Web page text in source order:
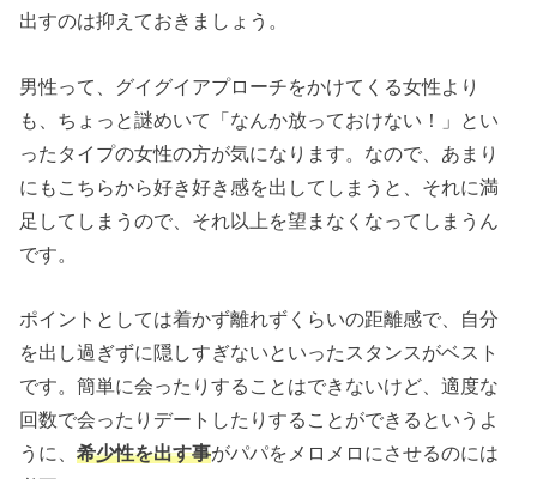
出すのは抑えておきましょう。
男性って、グイグイアプローチをかけてくる女性より
も、ちょっと謎めいて「なんか放っておけない！」とい
ったタイプの女性の方が気になります。なので、あまり
にもこちらから好き好き感を出してしまうと、それに満
足してしまうので、それ以上を望まなくなってしまうん
です。
ポイントとしては着かず離れずくらいの距離感で、自分
を出し過ぎずに隠しすぎないといったスタンスがベスト
です。簡単に会ったりすることはできないけど、適度な
回数で会ったりデートしたりすることができるというよ
うに、希少性を出す事がパパをメロメロにさせるのには